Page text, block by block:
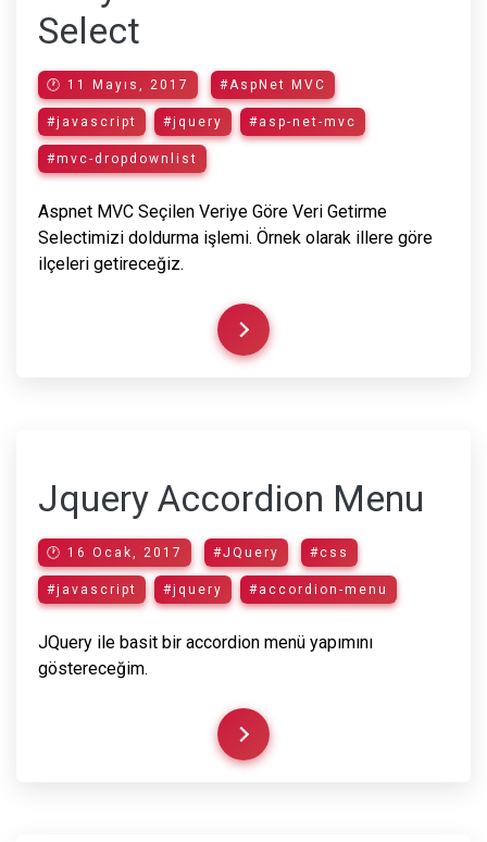
Select
🕐 11 Mayıs, 2017 #AspNet MVC
#javascript #jquery #asp-net-mvc
#mvc-dropdownlist
Aspnet MVC Seçilen Veriye Göre Veri Getirme
Selectimizi doldurma işlemi. Örnek olarak illere göre
ilçeleri getireceğiz.
Jquery Accordion Menu
🕐 16 Ocak, 2017 #JQuery #css
#javascript #jquery #accordion-menu
JQuery ile basit bir accordion menü yapımını
göstereceğim.